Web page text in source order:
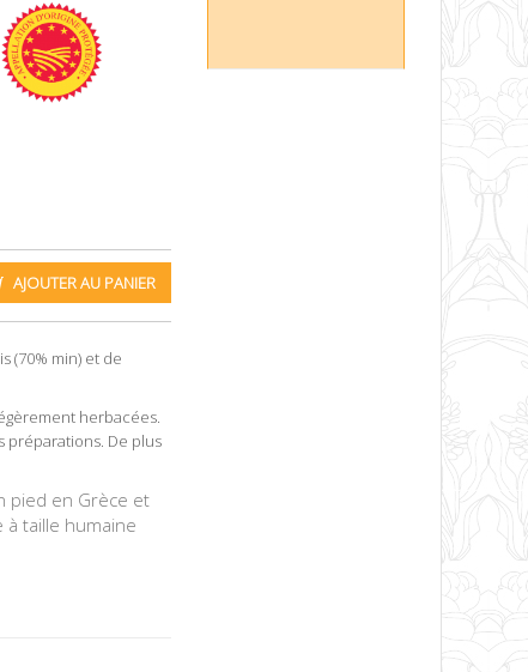
AJOUTER AU PANIER
(70% min) et de
herbacées.
De plus
pied en Grèce et
taille humaine